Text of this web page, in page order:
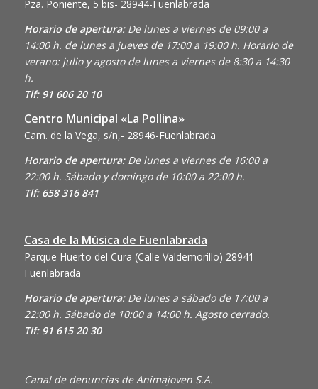
Pza. Poniente, 5 bis- 28944-Fuenlabrada
Horario de apertura:De lunes a viernes de 09:00 a
14:00 h. de lunes a jueves de 17:00 a 19:00 h. Horario de
verano: julio y agosto de lunes a viernes de 8:30 a 14:30
h.
Tlf: 91 606 20 10
Centro Municipal «La Pollina»
Cam. de la Vega, s/n,- 28946-Fuenlabrada
Horario de apertura: De lunes a viernes de 16:00 a
22:00 h. Sábado y domingo de 10:00 a 22:00 h.
Tlf: 658 316 841
Casa de la Música de Fuenlabrada
Parque Huerto del Cura (Calle Valdemorillo) 28941-
Fuenlabrada
Horario de apertura: De lunes a sábado de 17:00 a
22:00 h. Sábado de 10:00 a 14:00 h. Agosto cerrado.
Tlf: 91 615 20 30
Canal de denuncias de Animajoven S.A.